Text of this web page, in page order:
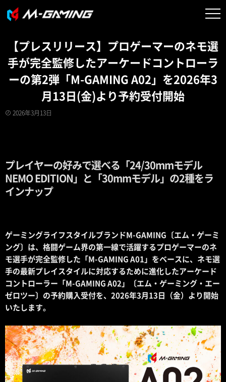
【プレスリリース】プロゲーマーのネモ選
手が完全監修したアーケードコントローラ
ーの第2弾「M-GAMING A02」を2026年3
月13日(金)より予約受付開始
2026年3月13日
プレイヤーの好みで選べる「24/30mmモデル
NEMO EDITION」と「30mmモデル」の2種をラ
インナップ
ゲーミングライフスタイルブランドM-GAMING〔エム・ゲーミ
ング〕は、格闘ゲーム界の第一線で活躍するプロゲーマーのネ
モ選手が完全監修した「M-GAMING A01」をベースに、ネモ選
手の最新プレイスタイルに対応するために進化したアーケード
コントローラー「M-GAMING A02」〔エム・ゲーミング・エー
ゼロツー〕の予約購入受付を、2026年3月13日（金）より開始
いたします。